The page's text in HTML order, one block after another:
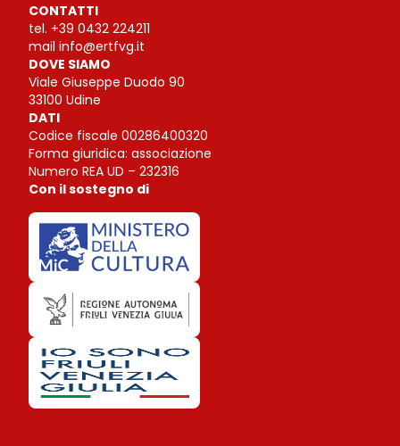
CONTATTI
tel. +39 0432 224211
mail info@ertfvg.it
DOVE SIAMO
Viale Giuseppe Duodo 90
33100 Udine
DATI
Codice fiscale 00286400320
Forma giuridica: associazione
Numero REA UD – 232316
Con il sostegno di